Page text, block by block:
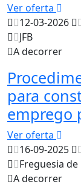
Ver oferta
12-03-2026
JFB
A decorrer
para
emprego
Ver oferta
16-09-2025
Freguesia
A decorrer